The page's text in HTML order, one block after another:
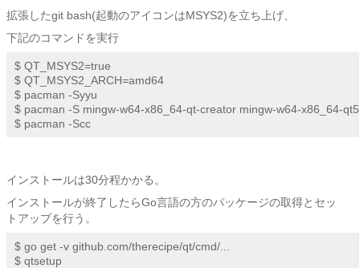
拡張したgit bash(起動のアイコンはMSYS2)を立ち上げ、
下記のコマンドを実行
$ QT_MSYS2=true
$ QT_MSYS2_ARCH=amd64
$ pacman -Syyu
$ pacman -S mingw-w64-x86_64-qt-creator mingw-w64-x86_64-qt5
$ pacman -Scc
インストールは30分程かかる。
インストールが終了したらGo言語の方のパッケージの取得とセッ
トアップを行う。
$ go get -v github.com/therecipe/qt/cmd/...
$ qtsetup